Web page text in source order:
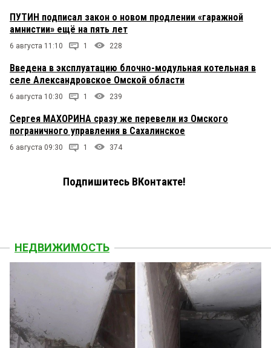
ПУТИН подписал закон о новом продлении «гаражной
амнистии» ещё на пять лет
6 августа 11:10 1 228
Введена в эксплуатацию блочно-модульная котельная в
селе Александровское Омской области
6 августа 10:30 1 239
Сергея МАХОРИНА сразу же перевели из Омского
пограничного управления в Сахалинское
6 августа 09:30 1 374
Подпишитесь ВКонтакте!
НЕДВИЖИМОСТЬ